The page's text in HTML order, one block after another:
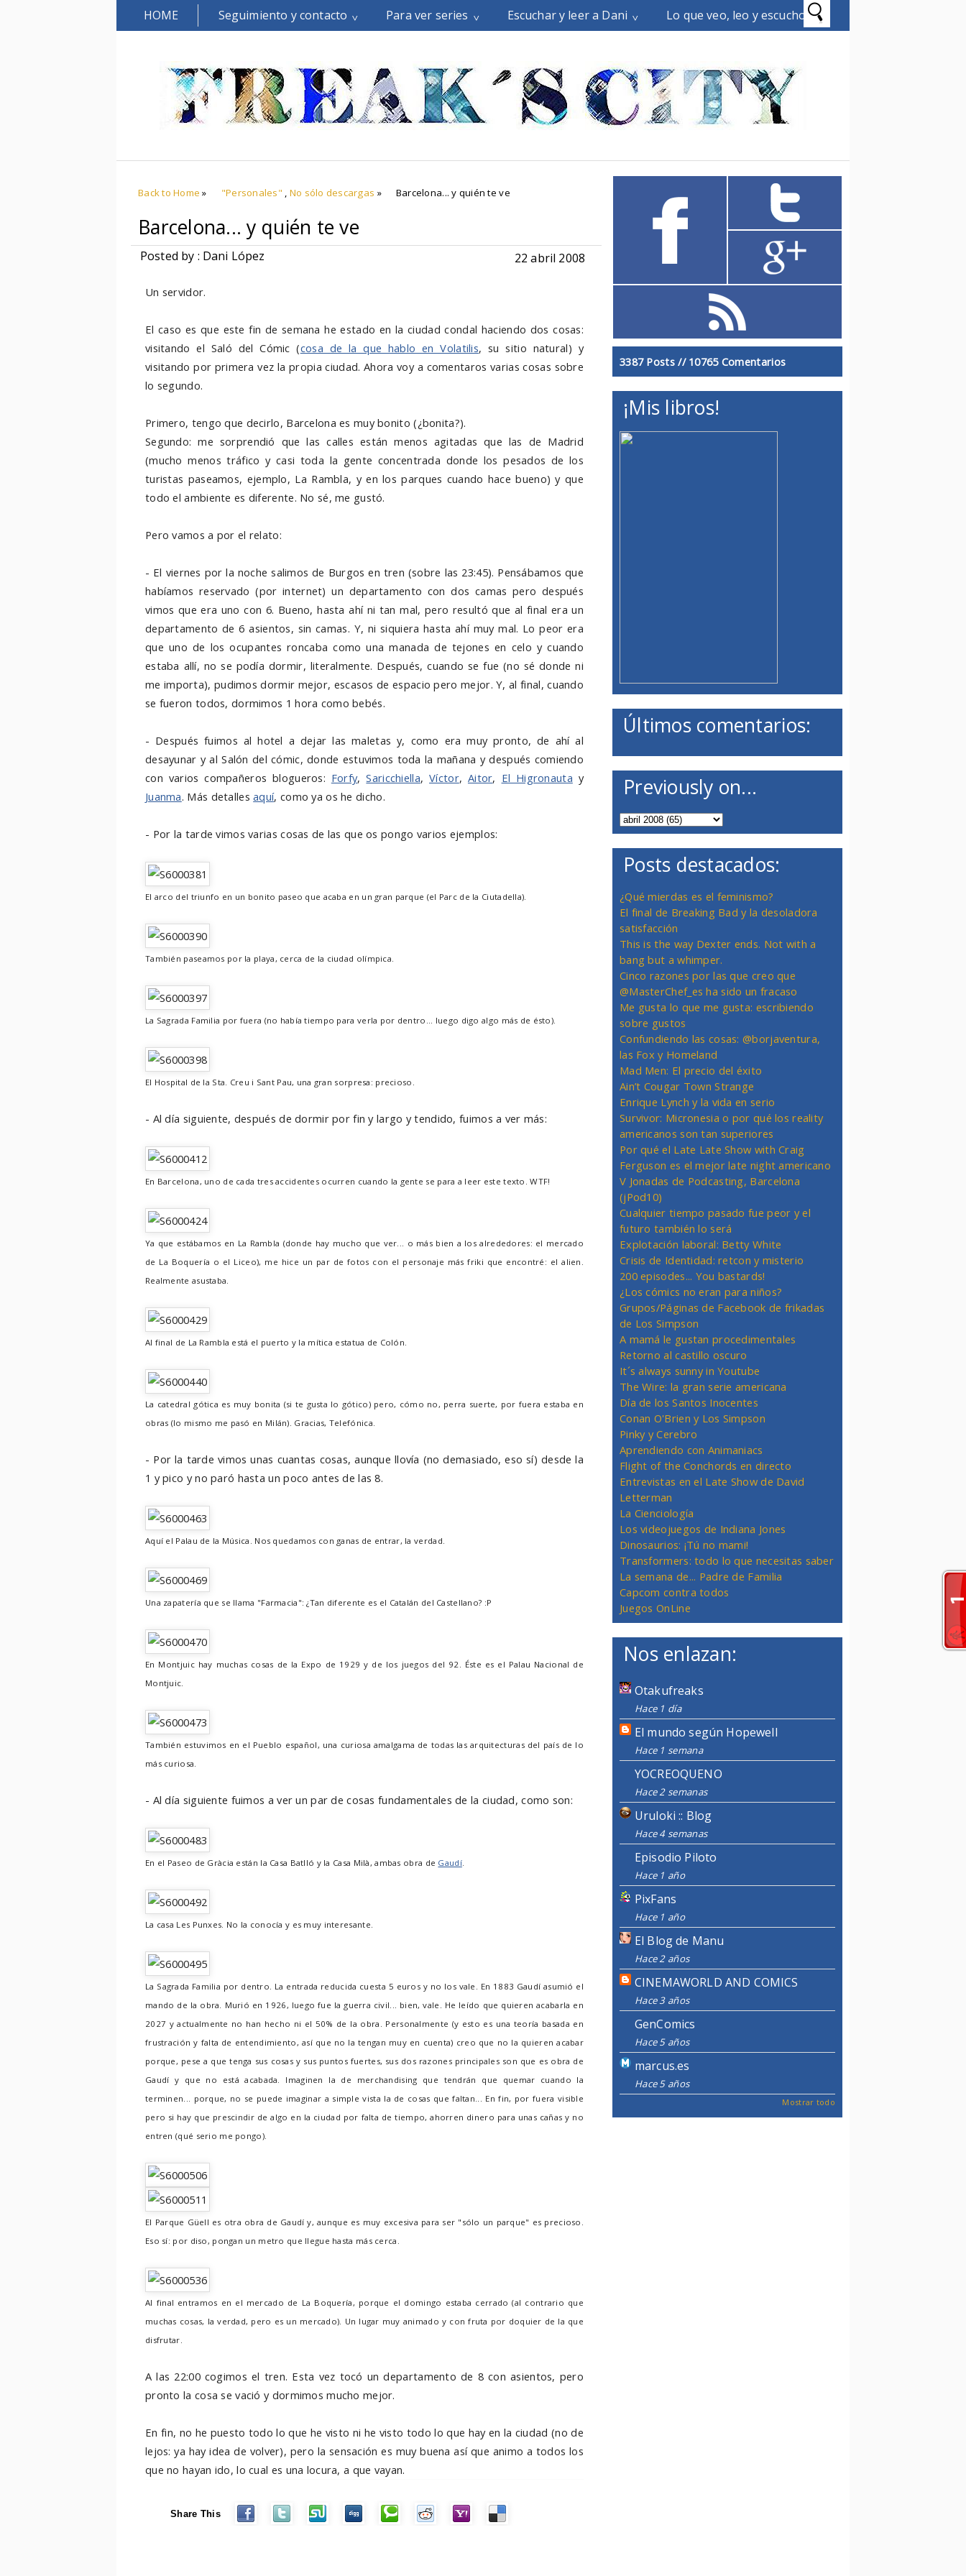
HOME Seguimiento y contacto Para ver series Escuchar y leer a Dani Lo que veo, leo y escucho
Back to Home » "Personales" , No sólo descargas » Barcelona... y quién te ve
Barcelona... y quién te ve
Posted by : Dani López 22 abril 2008
Un servidor.
El caso es que este fin de semana he estado en la ciudad condal haciendo dos cosas:
visitando el Saló del Cómic (cosa de la que hablo en Volatilis, su sitio natural) y
visitando por primera vez la propia ciudad. Ahora voy a comentaros varias cosas sobre
lo segundo.
Primero, tengo que decirlo, Barcelona es muy bonito (¿bonita?).
Segundo: me sorprendió que las calles están menos agitadas que las de Madrid
(mucho menos tráfico y casi toda la gente concentrada donde los pesados de los
turistas paseamos, ejemplo, La Rambla, y en los parques cuando hace bueno) y que
todo el ambiente es diferente. No sé, me gustó.
Pero vamos a por el relato:
- El viernes por la noche salimos de Burgos en tren (sobre las 23:45). Pensábamos que
habíamos reservado (por internet) un departamento con dos camas pero después
vimos que era uno con 6. Bueno, hasta ahí ni tan mal, pero resultó que al final era un
departamento de 6 asientos, sin camas. Y, ni siquiera hasta ahí muy mal. Lo peor era
que uno de los ocupantes roncaba como una manada de tejones en celo y cuando
estaba allí, no se podía dormir, literalmente. Después, cuando se fue (no sé donde ni
me importa), pudimos dormir mejor, escasos de espacio pero mejor. Y, al final, cuando
se fueron todos, dormimos 1 hora como bebés.
- Después fuimos al hotel a dejar las maletas y, como era muy pronto, de ahí al
desayunar y al Salón del cómic, donde estuvimos toda la mañana y después comiendo
con varios compañeros blogueros: Forfy,Saricchiella,Víctor, Aitor, El Higronauta y
Juanma. Más detallesaquí, como ya os he dicho.
- Por la tarde vimos varias cosas de las que os pongo varios ejemplos:
El arco del triunfo en un bonito paseo que acaba en un gran parque (el Parc de la Ciutadella).
También paseamos por la playa, cerca de la ciudad olímpica.
La Sagrada Familia por fuera (no había tiempo para verla por dentro... luego digo algo más de ésto).
El Hospital de la Sta. Creu i Sant Pau, una gran sorpresa: precioso.
- Al día siguiente, después de dormir por fin y largo y tendido, fuimos a ver más:
En Barcelona, uno de cada tres accidentes ocurren cuando la gente se para a leer este texto. WTF!
Ya que estábamos en La Rambla (donde hay mucho que ver... o más bien a los alrededores: el mercado
de La Boquería o el Liceo), me hice un par de fotos con el personaje más friki que encontré: el alien.
Realmente asustaba.
Al final de La Rambla está el puerto y la mítica estatua de Colón.
La catedral gótica es muy bonita (si te gusta lo gótico) pero, cómo no, perra suerte, por fuera estaba en
obras (lo mismo me pasó en Milán). Gracias, Telefónica.
- Por la tarde vimos unas cuantas cosas, aunque llovía (no demasiado, eso sí) desde la
1 y pico y no paró hasta un poco antes de las 8.
Aquí el Palau de la Música. Nos quedamos con ganas de entrar, la verdad.
Una zapatería que se llama "Farmacia": ¿Tan diferente es el Catalán del Castellano? :P
En Montjuic hay muchas cosas de la Expo de 1929 y de los juegos del 92. Éste es el Palau Nacional de
Montjuic.
También estuvimos en el Pueblo español, una curiosa amalgama de todas las arquitecturas del país de lo
más curiosa.
- Al día siguiente fuimos a ver un par de cosas fundamentales de la ciudad, como son:
En el Paseo de Gràcia están la Casa Batlló y la Casa Milà, ambas obra de Gaudí.
La casa Les Punxes. No la conocía y es muy interesante.
La Sagrada Familia por dentro. La entrada reducida cuesta 5 euros y no los vale. En 1883 Gaudí asumió el
mando de la obra. Murió en 1926, luego fue la guerra civil... bien, vale. He leído que quieren acabarla en
2027 y actualmente no han hecho ni el 50% de la obra. Personalmente (y esto es una teoría basada en
frustración y falta de entendimiento, así que no la tengan muy en cuenta) creo que no la quieren acabar
porque, pese a que tenga sus cosas y sus puntos fuertes, sus dos razones principales son que es obra de
Gaudí y que no está acabada. Imaginen la de merchandising que tendrán que quemar cuando la
terminen... porque, no se puede imaginar a simple vista la de cosas que faltan... En fin, por fuera visible
pero si hay que prescindir de algo en la ciudad por falta de tiempo, ahorren dinero para unas cañas y no
entren (qué serio me pongo).
El Parque Güell es otra obra de Gaudí y, aunque es muy excesiva para ser "sólo un parque" es precioso.
Eso sí: por diso, pongan un metro que llegue hasta más cerca.
Al final entramos en el mercado de La Boquería, porque el domingo estaba cerrado (al contrario que
muchas cosas, la verdad, pero es un mercado). Un lugar muy animado y con fruta por doquier de la que
disfrutar.
A las 22:00 cogimos el tren. Esta vez tocó un departamento de 8 con asientos, pero
pronto la cosa se vació y dormimos mucho mejor.
En fin, no he puesto todo lo que he visto ni he visto todo lo que hay en la ciudad (no de
lejos: ya hay idea de volver), pero la sensación es muy buena así que animo a todos los
que no hayan ido, lo cual es una locura, a que vayan.
Share This
3387 Posts // 10765 Comentarios
¡Mis libros!
Últimos comentarios:
Previously on...
Posts destacados:
¿Qué mierdas es el feminismo?
El final de Breaking Bad y la desoladora
satisfacción
This is the way Dexter ends. Not with a
bang but a whimper.
Cinco razones por las que creo que
@MasterChef_es ha sido un fracaso
Me gusta lo que me gusta: escribiendo
sobre gustos
Confundiendo las cosas: @borjaventura,
las Fox y Homeland
Mad Men: El precio del éxito
Ain’t Cougar Town Strange
Enrique Lynch y la vida en serio
Survivor: Micronesia o por qué los reality
americanos son tan superiores
Por qué el Late Late Show with Craig
Ferguson es el mejor late night americano
V Jonadas de Podcasting, Barcelona
(jPod10)
Cualquier tiempo pasado fue peor y el
futuro también lo será
Explotación laboral: Betty White
Crisis de Identidad: retcon y misterio
200 episodes... You bastards!
¿Los cómics no eran para niños?
Grupos/Páginas de Facebook de frikadas
de Los Simpson
A mamá le gustan procedimentales
Retorno al castillo oscuro
It´s always sunny in Youtube
The Wire: la gran serie americana
Día de los Santos Inocentes
Conan O'Brien y Los Simpson
Pinky y Cerebro
Aprendiendo con Animaniacs
Flight of the Conchords en directo
Entrevistas en el Late Show de David
Letterman
La Cienciología
Los videojuegos de Indiana Jones
Dinosaurios: ¡Tú no mami!
Transformers: todo lo que necesitas saber
La semana de... Padre de Familia
Capcom contra todos
Juegos OnLine
Nos enlazan:
Otakufreaks
Hace 1 día
El mundo según Hopewell
Hace 1 semana
YOCREOQUENO
Hace 2 semanas
Uruloki :: Blog
Hace 4 semanas
Episodio Piloto
Hace 1 año
PixFans
Hace 1 año
El Blog de Manu
Hace 2 años
CINEMAWORLD AND COMICS
Hace 3 años
GenComics
Hace 5 años
marcus.es
Hace 5 años
Mostrar todo